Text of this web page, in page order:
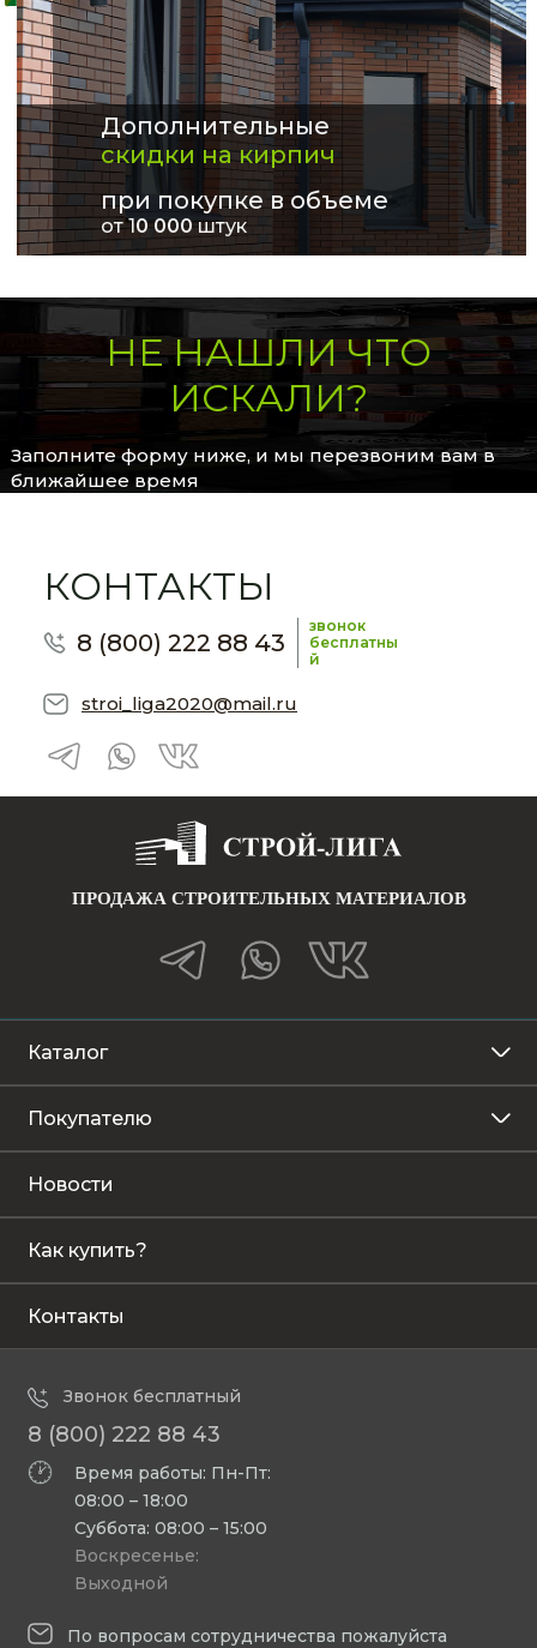
Дополнительные
скидки на кирпич
при покупке в объеме
от 10 000штук
НЕ НАШЛИ ЧТО
ИСКАЛИ?
Заполните форму ниже, и мы перезвоним вам в
ближайшее время
КОНТАКТЫ
8 (800) 222 88 43
звонок
бесплатны
й
stroi_liga2020@mail.ru
ПРОДАЖА СТРОИТЕЛЬНЫХ МАТЕРИАЛОВ
Каталог
Покупателю
Новости
Как купить?
Контакты
Звонок бесплатный
8 (800) 222 88 43
Время работы: Пн-Пт:
08:00 – 18:00
Суббота: 08:00 – 15:00
Воскресенье:
Выходной
По вопросам сотрудничества пожалуйста